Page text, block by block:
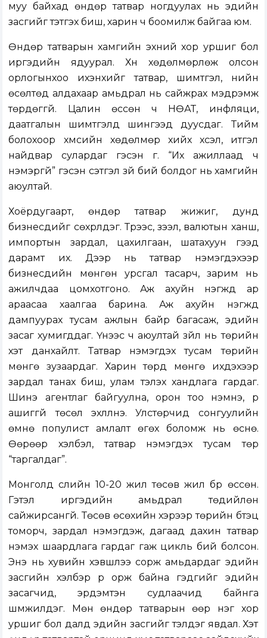
муу байхад өндөр татвар ногдуулах нь эдийн
засгийг тэтгэх биш, харин ч боомилж байгаа юм.
Өндөр татварын хамгийн эхний хор уршиг бол
иргэдийн ядуурал. Хүн хөдөлмөрлөж олсон
орлогынхоо ихэнхийг татвар, шимтгэл, үнийн
өсөлтөд алдахаар амьдрал нь сайжрах мэдрэмж
төрдөггүй. Цалин өссөн ч НӨАТ, инфляци,
даатгалын шимтгэлд шингээд дуусдаг. Тийм
болохоор хүмүүсийн хөдөлмөр хийх хүсэл, итгэл
найдвар сулардаг гэсэн үг. “Их ажиллаад ч
нэмэргүй” гэсэн сэтгэл зүй бий болдог нь хамгийн
аюултай.
Хоёрдугаарт, өндөр татвар жижиг, дунд
бизнесүүдийг сөхрүүлдэг. Түрээс, зээл, валютын ханш,
импортын зардал, цахилгаан, шатахуун гээд
дарамт их. Дээр нь татвар нэмэгдэхээр
бизнесүүдийн мөнгөн урсгал тасарч, зарим нь
ажилчдаа цомхотгоно. Аж ахуйн нэгжүүд ар
араасаа хаалгаа барина. Аж ахуйн нэгжүүд
дампуурах тусам ажлын байр багасаж, эдийн
засаг хумигддаг. Үүнээс ч аюултай зүйл нь төрийн
хэт данхайлт. Татвар нэмэгдэх тусам төрийн
мөнгө зузаардаг. Харин төрд мөнгө ихдэхээр
зардал танах биш, улам тэлэх хандлага гардаг.
Шинэ агентлаг байгуулна, орон тоо нэмнэ, үр
ашиггүй төсөл эхлүүлнэ. Улстөрчид сонгуулийн
өмнө популист амлалт өгөх боломж нь өснө.
Өөрөөр хэлбэл, татвар нэмэгдэх тусам төр
“таргалдаг”.
Монголд сүүлийн 10-20 жил төсөв жил бүр өссөн.
Гэтэл иргэдийн амьдрал төдийлөн
сайжирсангүй. Төсөв өсөхийн хэрээр төрийн бүтэц
томорч, зардал нэмэгдэж, дагаад дахин татвар
нэмэх шаардлага гардаг гаж цикль бий болсон.
Энэ нь хувийн хэвшлээ сорж амьдардаг эдийн
засгийн хэлбэр рүү орж байна гэдгийг эдийн
засагчид, эрдэмтэн судлаачид байнга
шүүмжилдэг. Мөн өндөр татварын өөр нэг хор
уршиг бол далд эдийн засгийг тэлдэг явдал. Хэт